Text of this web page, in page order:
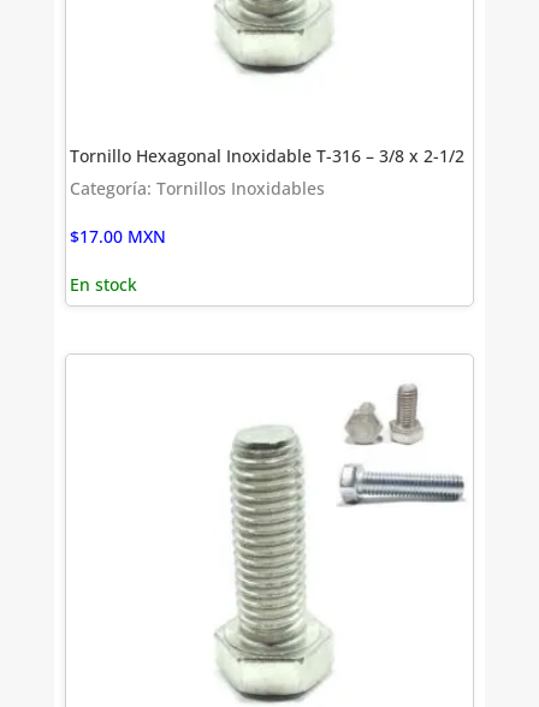
Tornillo Hexagonal Inoxidable T-316 – 3/8 x 2-1/2
Categoría: Tornillos Inoxidables
$17.00 MXN
En stock